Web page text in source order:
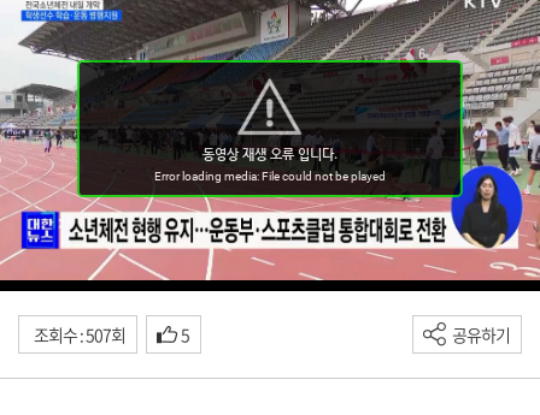
조회수 : 507회 5 공유하기